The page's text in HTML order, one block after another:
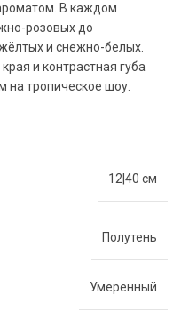
В каждом
розовых до
и снежно-белых.
и контрастная губа
на тропическое шоу.
12|40 см
Полутень
Умеренный